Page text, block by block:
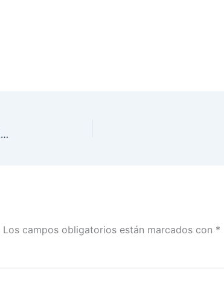
Guía de la Sesión Extraordinaria del Consejo General, 26 de julio de 2023
Los campos obligatorios están marcados con *